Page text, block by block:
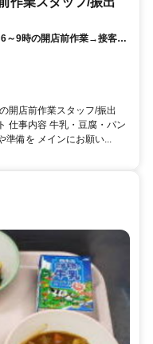
～9時の開店前作業→接客な
開店前作業スタッフ/振出
仕事内容 牛乳・豆腐・パン
準備を メインにお願い...